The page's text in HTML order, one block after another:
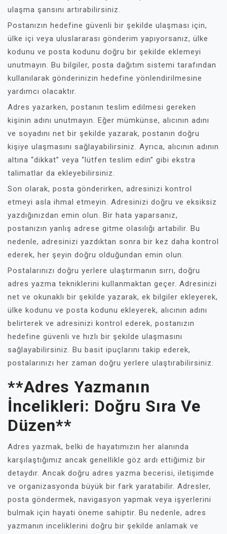
ulaşma şansını artırabilirsiniz.
Postanızın hedefine güvenli bir şekilde ulaşması için,
ülke içi veya uluslararası gönderim yapıyorsanız, ülke
kodunu ve posta kodunu doğru bir şekilde eklemeyi
unutmayın. Bu bilgiler, posta dağıtım sistemi tarafından
kullanılarak gönderinizin hedefine yönlendirilmesine
yardımcı olacaktır.
Adres yazarken, postanın teslim edilmesi gereken
kişinin adını unutmayın. Eğer mümkünse, alıcının adını
ve soyadını net bir şekilde yazarak, postanın doğru
kişiye ulaşmasını sağlayabilirsiniz. Ayrıca, alıcının adının
altına “dikkat” veya “lütfen teslim edin” gibi ekstra
talimatlar da ekleyebilirsiniz.
Son olarak, posta gönderirken, adresinizi kontrol
etmeyi asla ihmal etmeyin. Adresinizi doğru ve eksiksiz
yazdığınızdan emin olun. Bir hata yaparsanız,
postanızın yanlış adrese gitme olasılığı artabilir. Bu
nedenle, adresinizi yazdıktan sonra bir kez daha kontrol
ederek, her şeyin doğru olduğundan emin olun.
Postalarınızı doğru yerlere ulaştırmanın sırrı, doğru
adres yazma tekniklerini kullanmaktan geçer. Adresinizi
net ve okunaklı bir şekilde yazarak, ek bilgiler ekleyerek,
ülke kodunu ve posta kodunu ekleyerek, alıcının adını
belirterek ve adresinizi kontrol ederek, postanızın
hedefine güvenli ve hızlı bir şekilde ulaşmasını
sağlayabilirsiniz. Bu basit ipuçlarını takip ederek,
postalarınızı her zaman doğru yerlere ulaştırabilirsiniz.
**Adres Yazmanın
İncelikleri: Doğru Sıra Ve
Düzen**
Adres yazmak, belki de hayatımızın her alanında
karşılaştığımız ancak genellikle göz ardı ettiğimiz bir
detaydır. Ancak doğru adres yazma becerisi, iletişimde
ve organizasyonda büyük bir fark yaratabilir. Adresler,
posta göndermek, navigasyon yapmak veya işyerlerini
bulmak için hayati öneme sahiptir. Bu nedenle, adres
yazmanın inceliklerini doğru bir şekilde anlamak ve